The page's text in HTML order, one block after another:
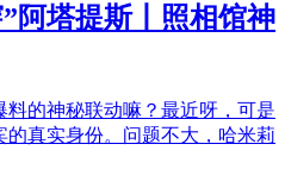
”阿塔提斯丨照相馆神
的神秘联动嘛？最近呀，可是
真实身份。问题不大，哈米莉